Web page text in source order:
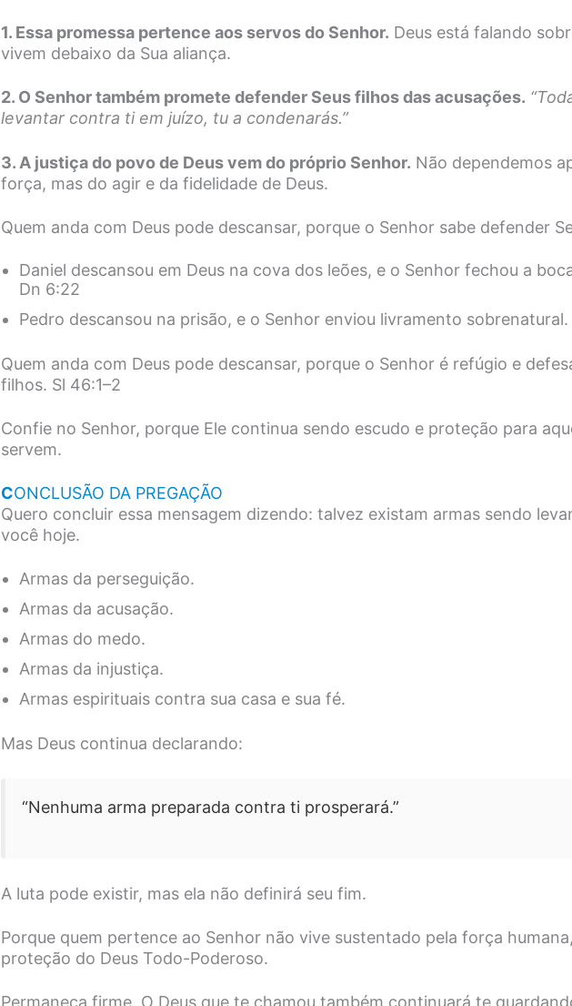
1. Essa promessa pertence aos servos do Senhor. Deus está falando
vivem debaixo da Sua aliança.
2. O Senhor também promete defender Seus filhos das acusações.
levantar contra ti em juízo, tu a condenarás.”
3. A justiça do povo de Deus vem do próprio Senhor. Não dependemos
força, mas do agir e da fidelidade de Deus.
Quem anda com Deus pode descansar, porque o Senhor sabe defender
Daniel descansou em Deus na cova dos leões, e o Senhor fechou a
Dn 6:22
Pedro descansou na prisão, e o Senhor enviou livramento sobrenatural.
Quem anda com Deus pode descansar, porque o Senhor é refúgio e
filhos. Sl 46:1–2
Confie no Senhor, porque Ele continua sendo escudo e proteção para
servem.
CONCLUSÃO DA PREGAÇÃO
Quero concluir essa mensagem dizendo: talvez existam armas sendo
você hoje.
Armas da perseguição.
Armas da acusação.
Armas do medo.
Armas da injustiça.
Armas espirituais contra sua casa e sua fé.
Mas Deus continua declarando:
“Nenhuma arma preparada contra ti prosperará.”
A luta pode existir, mas ela não definirá seu fim.
Porque quem pertence ao Senhor não vive sustentado pela força
proteção do Deus Todo-Poderoso.
Permaneça firme. O Deus que te chamou também continuará te